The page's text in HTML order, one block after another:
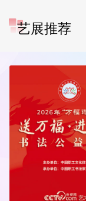
艺展推荐